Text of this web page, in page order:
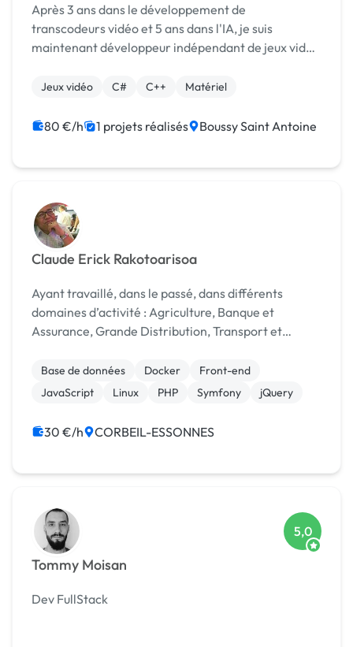
Après 3 ans dans le développement de
transcodeurs vidéo et 5 ans dans l'IA, je suis
maintenant développeur indépendant de jeux vidéo
professionnelles, j'ai appris à m'adapter à différents
Jeux vidéo C# C++ Matériel
80 €/h 1 projets réalisés Boussy Saint Antoine
Claude Erick Rakotoarisoa
Ayant travaillé, dans le passé, dans différents
domaines d’activité : Agriculture, Banque et
Assurance, Grande Distribution, Transport et
compétences fonctionnelles qui permettent de
conseiller les client-pa...
Base de données Docker
Front-end
JavaScript
Linux PHP Symfony jQuery
30 €/h CORBEIL-ESSONNES
Tommy Moisan
5,0
Dev FullStack